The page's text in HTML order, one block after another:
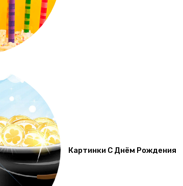
Картинки С Днём Рождения